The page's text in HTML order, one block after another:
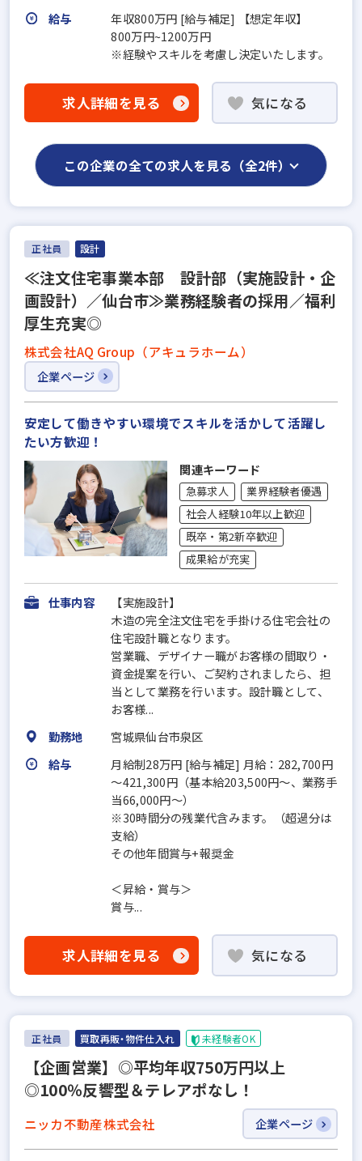
給与
年収800万円 [給与補足] 【想定年収】
800万円~1200万円
※経験やスキルを考慮し決定いたします。
求人詳細を見る 気になる
この企業の全ての求人を見る（全2件）
正社員 設計
≪注文住宅事業本部 設計部（実施設計・企
画設計）／仙台市≫業務経験者の採用／福利
厚生充実◎
株式会社AQ Group（アキュラホーム）
企業ページ
安定して働きやすい環境でスキルを活かして活躍し
たい方歓迎！
関連キーワード
急募求人
業界経験者優遇
社会人経験10年以上歓迎
既卒・第2新卒歓迎
成果給が充実
仕事内容
【実施設計】
木造の完全注文住宅を手掛ける住宅会社の
住宅設計職となります。
営業職、デザイナー職がお客様の間取り・
資金提案を行い、ご契約されましたら、担
当として業務を行います。設計職として、
お客様...
勤務地
宮城県仙台市泉区
給与
月給制28万円 [給与補足] 月給：282,700円
～421,300円（基本給203,500円～、業務手
当66,000円～）
※30時間分の残業代含みます。（超過分は
支給）
その他年間賞与+報奨金
＜昇給・賞与＞
賞与...
求人詳細を見る 気になる
正社員 買取再販・物件仕入れ 未経験者OK
【企画営業】◎平均年収750万円以上
◎100％反響型＆テレアポなし！
ニッカ不動産株式会社 企業ページ